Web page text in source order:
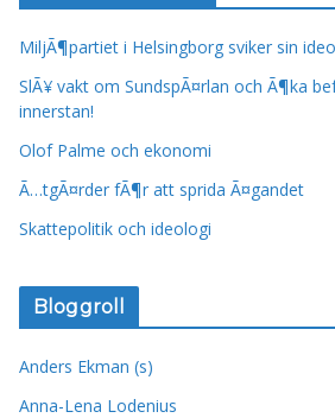
MiljÃ¶partiet i Helsingborg sviker sin
SlÃ¥ vakt om SundspÃ¤rlan och Ã¶ka
innerstan!
Olof Palme och ekonomi
Ã…tgÃ¤rder fÃ¶r att sprida Ã¤gandet
Skattepolitik och ideologi
Bloggroll
Anders Ekman (s)
Anna-Lena Lodenius